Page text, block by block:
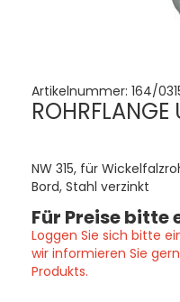
Artikelnummer: 164/
ROHRFLANGE
NW 315, für
Bord, Stahl verzinkt
Für Preise bitte
Loggen Sie sich bitte
wir informieren Sie
Produkts.